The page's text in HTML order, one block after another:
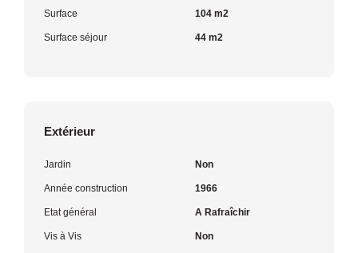
Surface 104 m2
Surface séjour 44 m2
Extérieur
Jardin Non
Année construction 1966
Etat général A Rafraîchir
Vis à Vis Non